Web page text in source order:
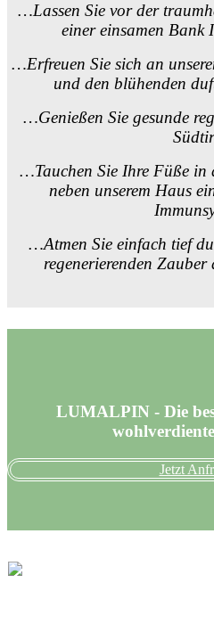
…Lassen Sie vor der
einer einsamen Bank
…Erfreuen Sie sich an
und den blühenden
…Genießen Sie gesunde
…Tauchen Sie Ihre Füße in
neben unserem Haus
…Atmen Sie einfach tief
regenerierenden
LUMALPIN - Die
Jetzt